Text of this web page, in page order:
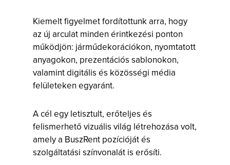
Kiemelt figyelmet fordítottunk arra, hogy
az új arculat minden érintkezési ponton
működjön: járműdekorációkon, nyomtatott
anyagokon, prezentációs sablonokon,
valamint digitális és közösségi média
felületeken egyaránt.
A cél egy letisztult, erőteljes és
felismerhető vizuális világ létrehozása volt,
amely a BuszRent pozícióját és
szolgáltatási színvonalát is erősíti.